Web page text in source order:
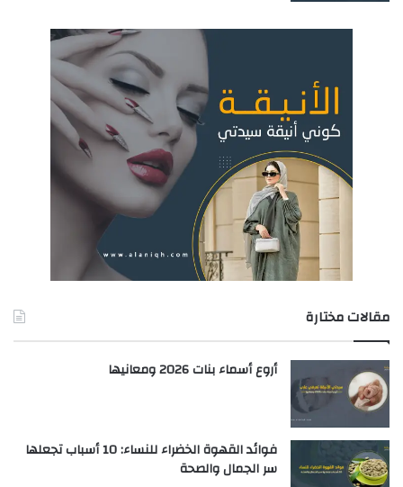
مقالات مختارة
أروع أسماء بنات 2026 ومعانيها
فوائد القهوة الخضراء للنساء: 10 أسباب تجعلها
سر الجمال والصحة